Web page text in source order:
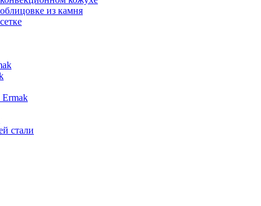
из камня
Ermak
стали